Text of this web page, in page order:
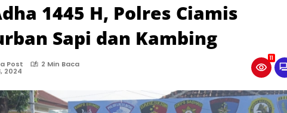
1445 H, Polres Ciamis
Sapi dan Kambing
Post 2 Min Baca
2024
11